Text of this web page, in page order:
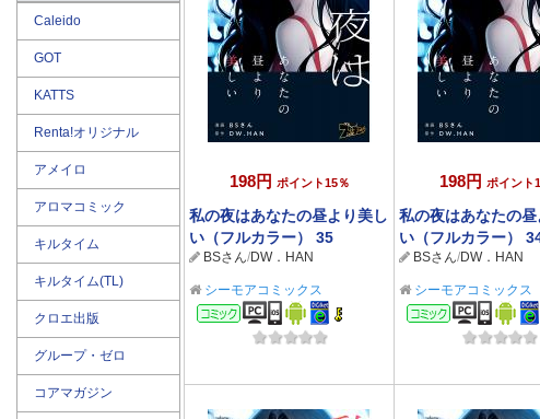
198円 ポイント15％
私の夜はあなたの昼より美し
い（フルカラー） 35
BSさん/DW．HAN
シーモアコミックス
コミック
198円 ポイント
私の夜はあなたの昼
い（フルカラー）
BSさん/DW．HAN
シーモアコミックス
コミック
Caleido
GOT
KATTS
Renta!オリジナル
アメイロ
アロマコミック
キルタイム
キルタイム(TL)
クロエ出版
グループ・ゼロ
コアマガジン